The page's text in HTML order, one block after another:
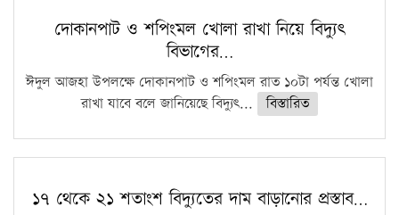
কঠোর হচ্ছে এসএসসি ও এইচএসসি পরীক্ষা
ফরিদগঞ্জে আগুনে পুড়লো ৬ ব্যবসা প্রতিষ্ঠান
দোকানপাট ও শপিংমল খোলা রাখা নিয়ে বিদ্যুৎ
বিভাগের…
ঈদুল আজহা উপলক্ষে দোকানপাট ও শপিংমল রাত ১০টা পর্যন্ত খোলা
রাখা যাবে বলে জানিয়েছে বিদ্যুৎ...
বিস্তারিত
১৭ থেকে ২১ শতাংশ বিদ্যুতের দাম বাড়ানোর প্রস্তাব…